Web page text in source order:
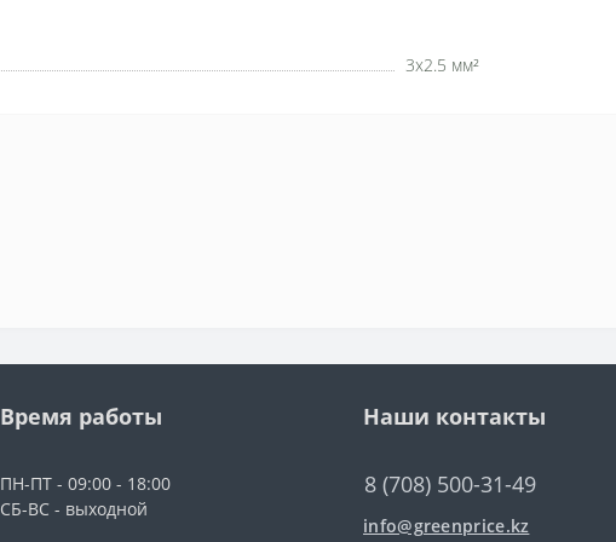
3х2.5 мм²
Время работы
ПН-ПТ - 09:00 - 18:00
СБ-ВС - выходной
Наши контакты
8 (708) 500-31-49
info@greenprice.kz